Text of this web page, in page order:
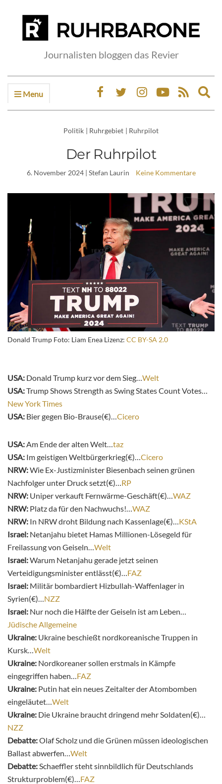
Journalisten bloggen das Revier
Menu
Politik | Ruhrgebiet | Ruhrpilot
Der Ruhrpilot
6. November 2024| Stefan Laurin Keine Kommentare
Donald Trump Foto: Liam Enea Lizenz: CC BY-SA 2.0
USA: Donald Trump kurz vor dem Sieg… Welt
USA:Trump Shows Strength as Swing States Count Votes…
New York Times
USA: Bier gegen Bio-Brause(€)… Cicero
USA: Am Ende der alten Welt… taz
USA: Im geistigen Weltbürgerkrieg(€)… Cicero
NRW:Wie Ex-Justizminister Biesenbach seinen grünen
Nachfolger unter Druck setzt(€)… RP
NRW: Uniper verkauft Fernwärme-Geschäft(€)… WAZ
NRW: Platz da für den Nachwuchs!… WAZ
NRW: In NRW droht Bildung nach Kassenlage(€)… KStA
Israel: Netanjahu bietet Hamas Millionen-Lösegeld für
Freilassung von Geiseln… Welt
Israel:Warum Netanjahu gerade jetzt seinen
Verteidigungsminister entlässt(€)… FAZ
Israel: Militär bombardiert Hizbullah-Waffenlager in
Syrien(€)… NZZ
Israel: Nur noch die Hälfte der Geiseln ist am Leben…
Jüdische Allgemeine
Ukraine: Ukraine beschießt nordkoreanische Truppen in
Kursk… Welt
Ukraine: Nordkoreaner sollen erstmals in Kämpfe
eingegriffen haben… FAZ
Ukraine: Putin hat ein neues Zeitalter der Atombomben
eingeläutet… Welt
Ukraine: Die Ukraine braucht dringend mehr Soldaten(€)…
NZZ
Debatte:Olaf Scholz und die Grünen müssen ideologischen
Ballast abwerfen… Welt
Debatte: Schaeffler steht sinnbildlich für Deutschlands
Strukturproblem(€)… FAZ